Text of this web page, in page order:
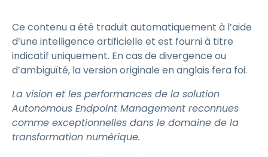
Ce contenu a été traduit automatiquement à l’aide
d’une intelligence artificielle et est fourni à titre
indicatif uniquement. En cas de divergence ou
d’ambiguïté, la version originale en anglais fera foi.
La vision et les performances de la solution
Autonomous Endpoint Management reconnues
comme exceptionnelles dans le domaine de la
transformation numérique.